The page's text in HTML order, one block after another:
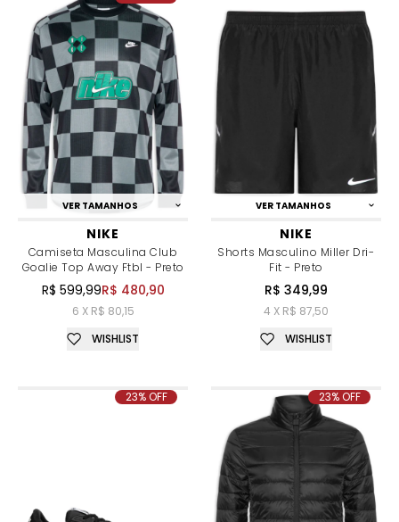
VER TAMANHOS
NIKE
Camiseta Masculina Club
Goalie Top Away Ftbl - Preto
R$ 599,99R$ 480,90
6 X R$ 80,15
WISHLIST
VER TAMANHOS
NIKE
Shorts Masculino Miller Dri-
Fit - Preto
R$ 349,99
4 X R$ 87,50
WISHLIST
23% OFF 23% OFF